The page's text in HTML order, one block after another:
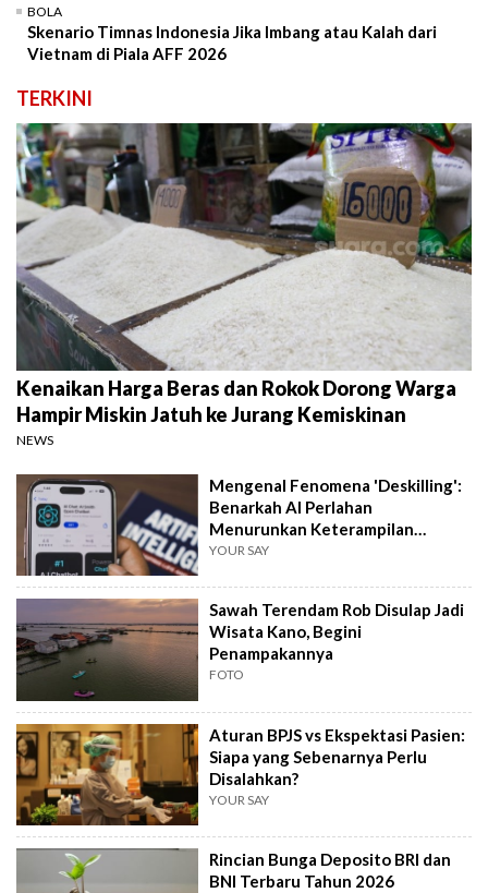
BOLA
Skenario Timnas Indonesia Jika Imbang atau Kalah dari
Vietnam di Piala AFF 2026
TERKINI
Kenaikan Harga Beras dan Rokok Dorong Warga
Hampir Miskin Jatuh ke Jurang Kemiskinan
NEWS
Mengenal Fenomena 'Deskilling':
Benarkah AI Perlahan
Menurunkan Keterampilan
Berpikir Manusia?
YOUR SAY
Sawah Terendam Rob Disulap Jadi
Wisata Kano, Begini
Penampakannya
FOTO
Aturan BPJS vs Ekspektasi Pasien:
Siapa yang Sebenarnya Perlu
Disalahkan?
YOUR SAY
Rincian Bunga Deposito BRI dan
BNI Terbaru Tahun 2026